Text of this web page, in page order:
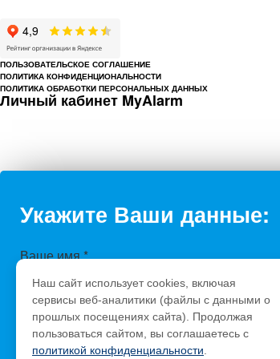
ПОЛЬЗОВАТЕЛЬСКОЕ СОГЛАШЕНИЕ
ПОЛИТИКА КОНФИДЕНЦИОНАЛЬНОСТИ
ПОЛИТИКА ОБРАБОТКИ ПЕРСОНАЛЬНЫХ ДАННЫХ
Личный кабинет MyAlarm
Укажите Ваши данные:
Ваше имя*
Телефон*
Сообщение
Защита от автоматического заполнения
Введите слово с картинки*:
Наш сайт использует cookies, включая
сервисы веб-аналитики (файлы с данными о
прошлых посещениях сайта). Продолжая
пользоваться сайтом, вы соглашаетесь с
политикой конфиденциальности